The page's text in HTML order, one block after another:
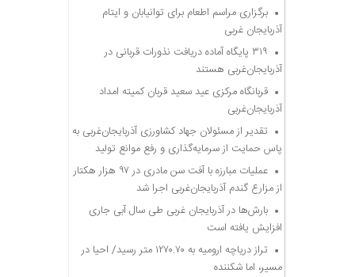
برگزاری مراسم اطعام برای توانیابان و ایتام
آذربایجان غربی
۳۱۹ پایگاه آماده دریافت نذورات قربانی در
آذربایجان‌غربی هستند
قربانگاه مرکزی عید سعید قربان کمیته امداد
آذربایجان‌غربی
تقدیر از مسئولان جهاد کشاورزی آذربایجان‌غربی به
پاس حمایت از سرمایه‌گذاری و رفع موانع تولید
عملیات مبارزه با آفت سن مادری در ۹۷ هزار هکتار
از مزارع گندم آذربایجان‌غربی اجرا شد
بارش‌ها در آذربایجان غربی طی سال آبی جاری
افزایش یافته است
تراز دریاچه ارومیه به ۱۲۷۰.۷۰ متر رسید/ احیا در
مسیر، اما شکننده